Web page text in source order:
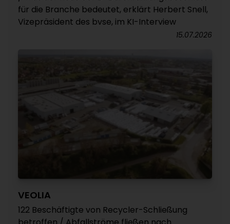
für die Branche bedeutet, erklärt Herbert Snell,
Vizepräsident des bvse, im KI-Interview
15.07.2026
VEOLIA
122 Beschäftigte von Recycler-Schließung